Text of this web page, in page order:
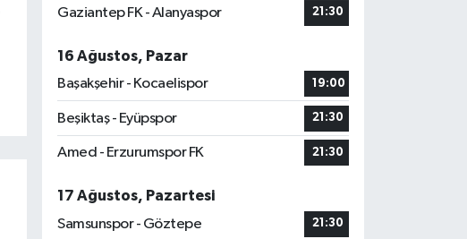
Gaziantep FK - Alanyaspor 21:30
16 Ağustos, Pazar
Başakşehir - Kocaelispor
19:00
Beşiktaş - Eyüpspor 21:30
Amed - Erzurumspor FK 21:30
17 Ağustos, Pazartesi
Samsunspor - Göztepe
21:30